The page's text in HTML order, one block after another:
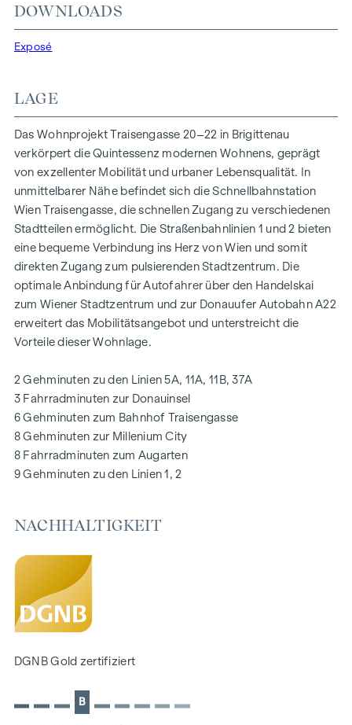
In der Traisengasse 20–22 vereinen sich Ästhetik und
Funktionalität in jeder Wohneinheit. Mit intelligenten
Grundrissen, die von gemütlichen Einzimmerapartments bis
stilvolle Markenfliesen veredeln das Interieur, während die
Fußbodenheizung, gespeist durch umweltfreundliche
Fernwärme, für ein behagliches Raumklima sorgt.
Außenliegender, elektrischer Sonnenschutz und
Klimaanlagen in den Dachgeschoßwohnungen
gewährleisten ein angenehmes Wohnambiente, selbst an
den heißesten Tagen.
AUSSTATTUNG
Eichenparkettböden
Stilvolle Markenfliesen
Außenliegender, elektrischer Sonnenschutz
Klimaanlage im DG
Photovoltaikanlage am Dach
Digitale Gegensprechanlage und
schwarzes Brett über Handyapp
Smarte Hausverwaltungs-App „puck“
HIGHLIGHTS
Gärten, Balkone, Loggien, Dachterrassen
166 Tiefgaragenstellplätze
Ideal für Anleger und Eigennutzer
DGNB Gold Nachhaltigkeits-Vorzertifikat
Lage direkt an der malerischen Donau
NACHHALTIGKEIT
Erschaffung von nachhaltigem Lebensraum und das
DOWNLOADS
Exposé
LAGE
Das Wohnprojekt Traisengasse 20–22 in Brigittenau
verkörpert die Quintessenz modernen Wohnens, geprägt
von exzellenter Mobilität und urbaner Lebensqualität. In
unmittelbarer Nähe befindet sich die Schnellbahnstation
Wien Traisengasse, die schnellen Zugang zu verschiedenen
Stadtteilen ermöglicht. Die Straßenbahnlinien 1 und 2 bieten
eine bequeme Verbindung ins Herz von Wien und somit
direkten Zugang zum pulsierenden Stadtzentrum. Die
optimale Anbindung für Autofahrer über den Handelskai
zum Wiener Stadtzentrum und zur Donauufer Autobahn A22
erweitert das Mobilitätsangebot und unterstreicht die
Vorteile dieser Wohnlage.
2 Gehminuten zu den Linien 5A, 11A, 11B, 37A
3 Fahrradminuten zur Donauinsel
6 Gehminuten zum Bahnhof Traisengasse
8 Gehminuten zur Millenium City
8 Fahrradminuten zum Augarten
9 Gehminuten zu den Linien 1, 2
NACHHALTIGKEIT
DGNB Gold zertifiziert
B